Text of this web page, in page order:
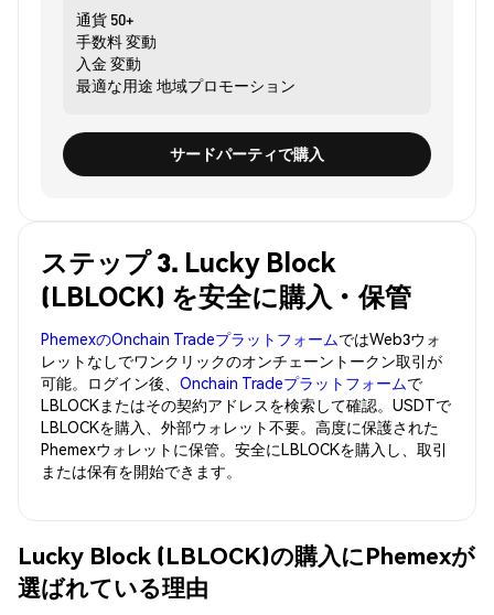
通貨 50+
手数料変動
入金 変動
最適な用途 地域プロモーション
サードパーティで購入
ステップ 3. Lucky Block
(LBLOCK) を安全に購入・保管
PhemexのOnchain TradeプラットフォームではWeb3ウォ
レットなしでワンクリックのオンチェーントークン取引が
可能。ログイン後、 Onchain Tradeプラットフォームで
LBLOCKまたはその契約アドレスを検索して確認。USDTで
LBLOCKを購入、外部ウォレット不要。高度に保護された
Phemexウォレットに保管。安全にLBLOCKを購入し、取引
または保有を開始できます。
Lucky Block (LBLOCK)の購入にPhemexが
選ばれている理由